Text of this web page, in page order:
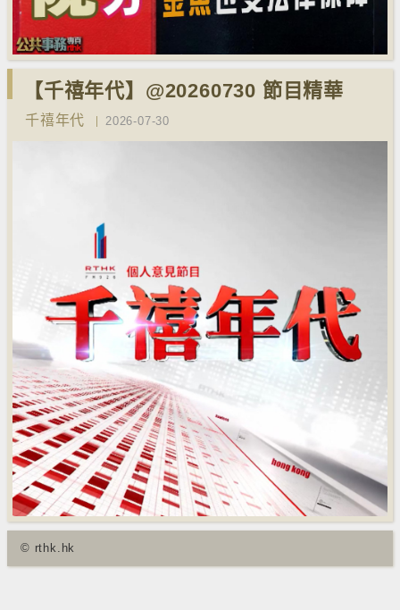
【千禧年代】@20260730 節目精華
千禧年代 2026-07-30
© rthk.hk